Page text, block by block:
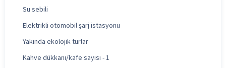
Su sebili
Elektrikli otomobil şarj istasyonu
Yakında ekolojik turlar
Kahve dükkanı/kafe sayısı - 1